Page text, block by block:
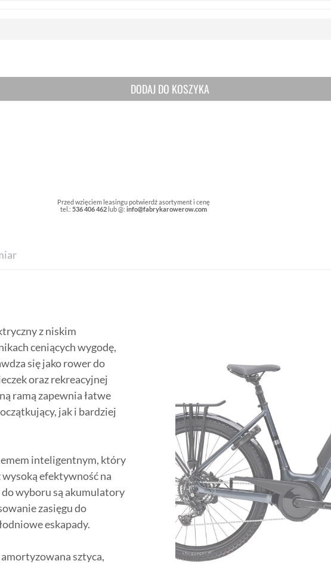
DODAJ DO KOSZYKA
Przed wzięciem leasingu potwierdź asortyment i cenę
tel.: 536 406 462 lub @: info@fabrykarowerow.com
z niskim
ceniących wygodę,
się jako rower do
oraz rekreacyjnej
ramą zapewnia łatwe
jak i bardziej
inteligentnym, który
efektywność na
wyboru są akumulatory
zasięgu do
eskapady.
sztyca,